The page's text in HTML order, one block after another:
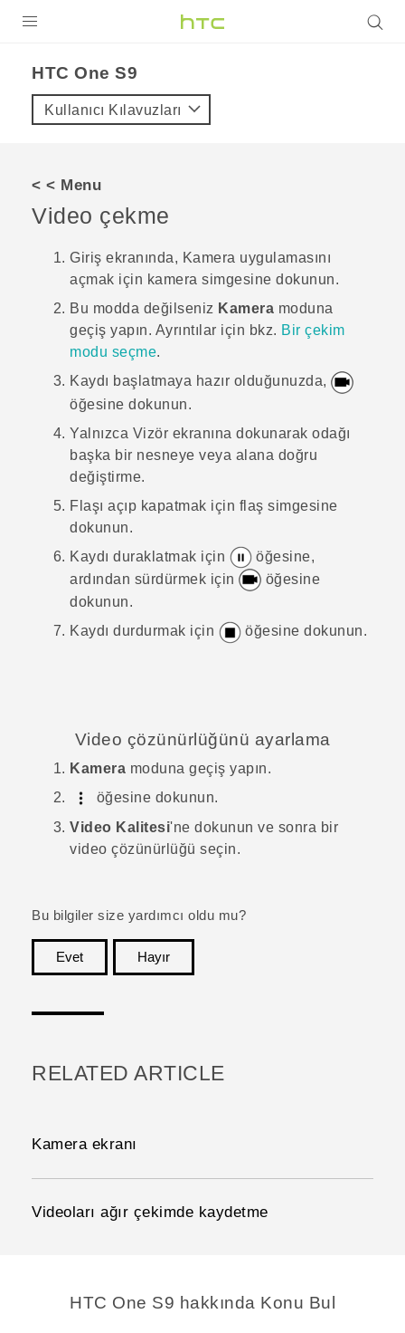
VIVE
VIVERSE
DESTEK
HTC One S9‎
Kullanıcı Kılavuzları
< < Menu
Video çekme
Giriş ekranında, Kamera uygulamasını
açmak için kamera simgesine dokunun.
Bu modda değilseniz Kamera moduna
geçiş yapın. Ayrıntılar için bkz. Bir çekim
modu seçme.
Kaydı başlatmaya hazır olduğunuzda,
öğesine dokunun.
Yalnızca Vizör ekranına dokunarak odağı
başka bir nesneye veya alana doğru
değiştirme.
Flaşı açıp kapatmak için flaş simgesine
dokunun.
Kaydı duraklatmak için
öğesine,
ardından sürdürmek için
öğesine
dokunun.
Kaydı durdurmak için
öğesine dokunun.
Video çözünürlüğünü ayarlama
Kamera moduna geçiş yapın.
öğesine dokunun.
Video Kalitesi'ne dokunun ve sonra bir
video çözünürlüğü seçin.
Bu bilgiler size yardımcı oldu mu?
Evet
Hayır
RELATED ARTICLE
Kamera ekranı
Videoları ağır çekimde kaydetme
HTC One S9 hakkında Konu Bul